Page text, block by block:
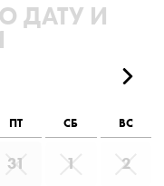
ДАТУ И
ПТ СБ ВС
31 1 2